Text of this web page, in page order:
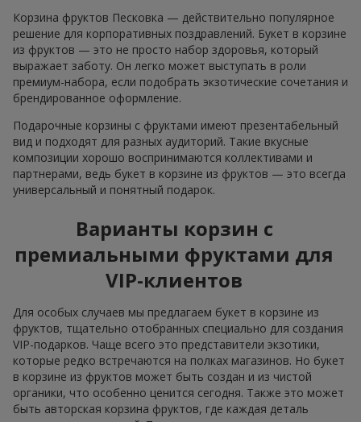
Корзина фруктов Песковка — действительно популярное
решение для корпоративных поздравлений. Букет в корзине
из фруктов — это не просто набор здоровья, который
выражает заботу. Он легко может выступать в роли
премиум-набора, если подобрать экзотические сочетания и
брендированное оформление.
Подарочные корзины с фруктами имеют презентабельный
вид и подходят для разных аудиторий. Такие вкусные
композиции хорошо воспринимаются коллективами и
партнерами, ведь букет в корзине из фруктов — это всегда
универсальный и понятный подарок.
Варианты корзин с
премиальными фруктами для
VIP-клиентов
Для особых случаев мы предлагаем букет в корзине из
фруктов, тщательно отобранных специально для создания
VIP-подарков. Чаще всего это представители экзотики,
которые редко встречаются на полках магазинов. Но букет
в корзине из фруктов может быть создан и из чистой
органики, что особенно ценится сегодня. Также это может
быть авторская корзина фруктов, где каждая деталь